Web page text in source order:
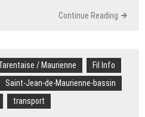
Continue Reading
/ Maurienne
Fil Info
Saint-Jean-de-Maurienne-bassin
transport